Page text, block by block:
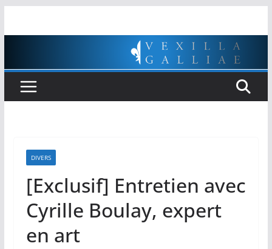
DIVERS
[Exclusif] Entretien avec
Cyrille Boulay, expert
en art